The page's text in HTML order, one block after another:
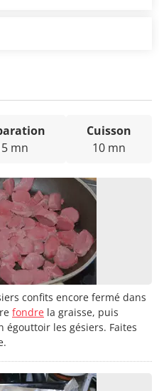
mn
Cuisson
10 mn
confits encore fermé dans
fondre la graisse, puis
égouttoir les gésiers. Faites